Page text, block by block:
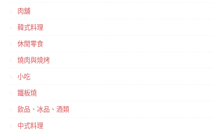
肉舖
韓式料理
休閒零食
燒肉與燒烤
小吃
鐵板燒
飲品、冰品、酒類
中式料理